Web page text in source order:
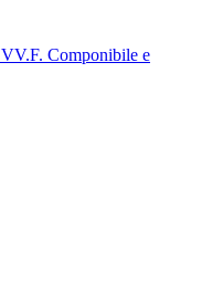
Componibile e